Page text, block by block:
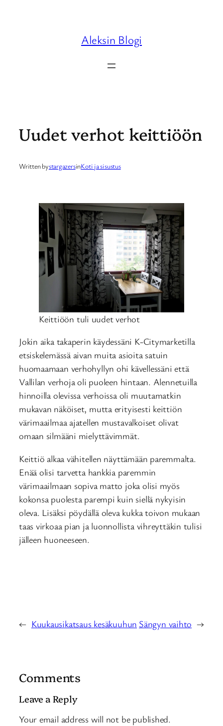
Aleksin Blogi
Uudet verhot keittiöön
Written bystargazersinKoti ja sisustus
Keittiöön tuli uudet verhot
Jokin aika takaperin käydessäni K-Citymarketilla
etsiskelemässä aivan muita asioita satuin
huomaamaan verhohyllyn ohi kävellessäni että
Vallilan verhoja oli puoleen hintaan. Alennetuilla
hinnoilla olevissa verhoissa oli muutamatkin
mukavan näköiset, mutta erityisesti keittiön
värimaailmaa ajatellen mustavalkoiset olivat
omaan silmääni mielyttävimmät.
Keittiö alkaa vähitellen näyttämään paremmalta.
Enää olisi tarvetta hankkia paremmin
värimaailmaan sopiva matto joka olisi myös
kokonsa puolesta parempi kuin siellä nykyisin
oleva. Lisäksi pöydällä oleva kukka toivon mukaan
taas virkoaa pian ja luonnollista vihreyttäkin tulisi
jälleen huoneeseen.
← Kuukausikatsaus kesäkuuhun Sängyn vaihto →
Comments
Leave a Reply
Your email address will not be published.